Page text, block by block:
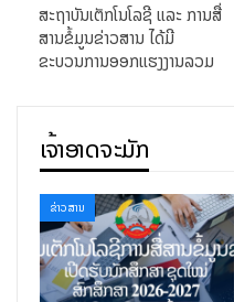
ສະຖາບັນເຕັກໂນໂລຊີ ແລະ ການສື່
ສານຂໍ້ມູນຂ່າວສານ ໄດ້ມີ
ຂະບວນການອອກແຮງງານລວມ
ເຈົ້າອາດຈະມັກ
ຂ່າວສານ